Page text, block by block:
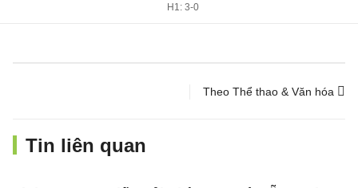
H1: 3-0
Theo Thể thao & Văn hóa
Tin liên quan